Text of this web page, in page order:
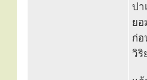
ปา
ยอ
ก่อ
วิริ